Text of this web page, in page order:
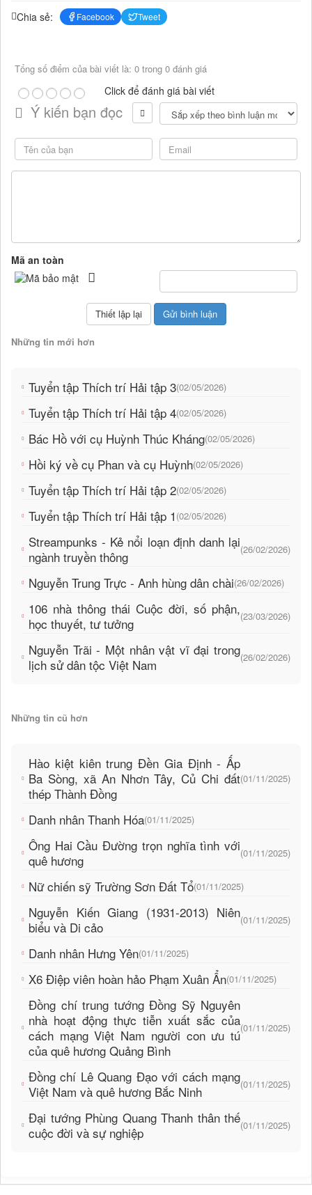
Chia sẻ: Facebook Tweet
Tổng số điểm của bài viết là: 0 trong 0 đánh giá
Click để đánh giá bài viết
Ý kiến bạn đọc
Mã an toàn
Những tin mới hơn
Tuyển tập Thích trí Hải tập 3(02/05/2026)
Tuyển tập Thích trí Hải tập 4(02/05/2026)
Bác Hồ với cụ Huỳnh Thúc Kháng(02/05/2026)
Hồi ký về cụ Phan và cụ Huỳnh(02/05/2026)
Tuyển tập Thích trí Hải tập 2(02/05/2026)
Tuyển tập Thích trí Hải tập 1 (02/05/2026)
Streampunks - Kẻ nổi loạn định danh lại
ngành truyền thông
(26/02/2026)
Nguyễn Trung Trực - Anh hùng dân chài(26/02/2026)
106 nhà thông thái Cuộc đời, số phận,
học thuyết, tư tưởng
(23/03/2026)
Nguyễn Trãi - Một nhân vật vĩ đại trong
lịch sử dân tộc Việt Nam
(26/02/2026)
Những tin cũ hơn
Hào kiệt kiên trung Đền Gia Định - Ấp
Ba Sòng, xã An Nhơn Tây, Củ Chi đất
thép Thành Đồng
(01/11/2025)
Danh nhân Thanh Hóa(01/11/2025)
Ông Hai Cầu Đường trọn nghĩa tình với
quê hương
(01/11/2025)
Nữ chiến sỹ Trường Sơn Đất Tổ(01/11/2025)
Nguyễn Kiến Giang (1931-2013) Niên
biểu và Di cảo
(01/11/2025)
Danh nhân Hưng Yên(01/11/2025)
X6 Điệp viên hoàn hảo Phạm Xuân Ẩn(01/11/2025)
Đồng chí trung tướng Đồng Sỹ Nguyên
nhà hoạt động thực tiễn xuất sắc của
cách mạng Việt Nam người con ưu tú
của quê hương Quảng Bình
(01/11/2025)
Đồng chí Lê Quang Đạo với cách mạng
Việt Nam và quê hương Bắc Ninh
(01/11/2025)
Đại tướng Phùng Quang Thanh thân thế
cuộc đời và sự nghiệp
(01/11/2025)